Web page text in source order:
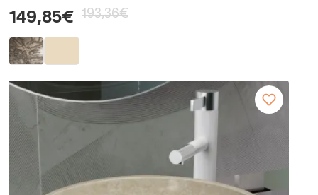
149,85€ 193,36€